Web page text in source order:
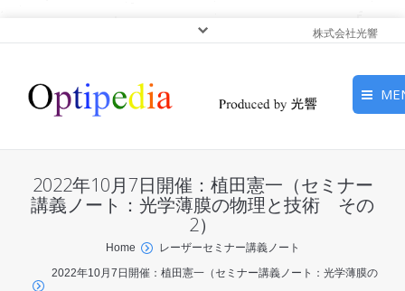
株式会社光響
ピックアップ
光基礎・光源
2022年10月7日開催：植田憲一（セミナー
講義ノート：光学薄膜の物理と技術 その
2）
You are here:Home
レーザーセミナー講義ノート
2022年10月7日開催：植田憲一（セミナー講義ノート：光学薄膜の